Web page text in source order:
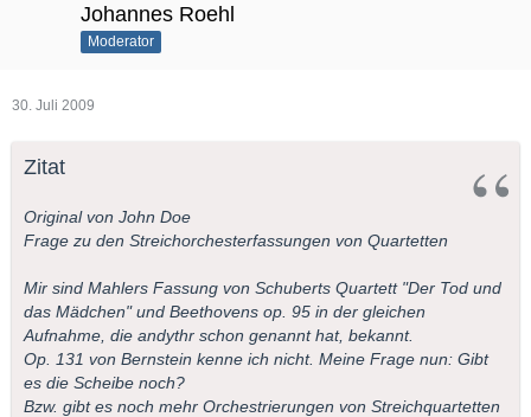
Johannes Roehl
Moderator
30. Juli 2009
Zitat
Original von John Doe
Frage zu den Streichorchesterfassungen von Quartetten
Mir sind Mahlers Fassung von Schuberts Quartett "Der Tod und
das Mädchen" und Beethovens op. 95 in der gleichen
Aufnahme, die andythr schon genannt hat, bekannt.
Op. 131 von Bernstein kenne ich nicht. Meine Frage nun: Gibt
es die Scheibe noch?
Bzw. gibt es noch mehr Orchestrierungen von Streichquartetten